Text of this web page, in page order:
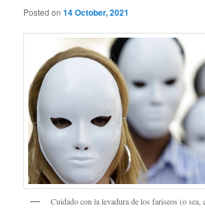
Posted on14 October, 2021
Cuidado con la levadura de los fariseos (o sea,